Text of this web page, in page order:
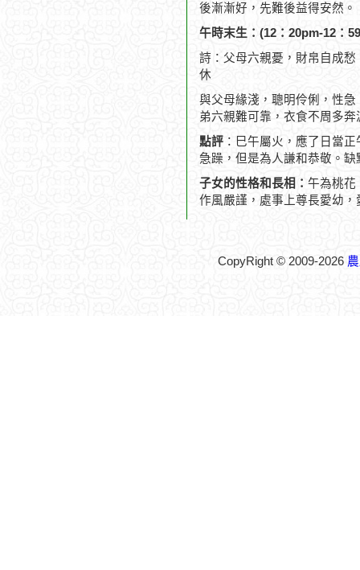
後漸漸好，先難後益得安然。
午時末生：(12：20pm-12：
詩：父母六親憂，財帛自成
休
與父母緣淺，聰明伶俐，性
弟六親難可靠，衣食不周多奔
點評 ：巳午屬火，應了日當
急躁，但是為人謙和恭敬。
子女的性格和長相： 午為桃花
作風嚴謹，處事上尊長愛幼，
CopyRight © 2009-2026